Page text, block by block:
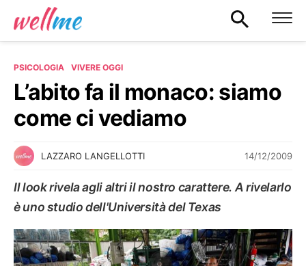
PSICOLOGIA VIVERE OGGI
L’abito fa il monaco: siamo
come ci vediamo
LAZZARO LANGELLOTTI 14/12/2009
Il look rivela agli altri il nostro carattere. A rivelarlo
è uno studio dell'Università del Texas
VIVERE OGGI